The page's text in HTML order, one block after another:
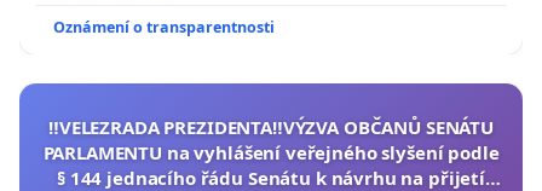
Oznámení o transparentnosti
‼️VELEZRADA PREZIDENTA‼️VÝZVA OBČANŮ SENÁTU
PARLAMENTU na vyhlášení veřejného slyšení podle
§ 144 jednacího řádu Senátu k návrhu na přijetí